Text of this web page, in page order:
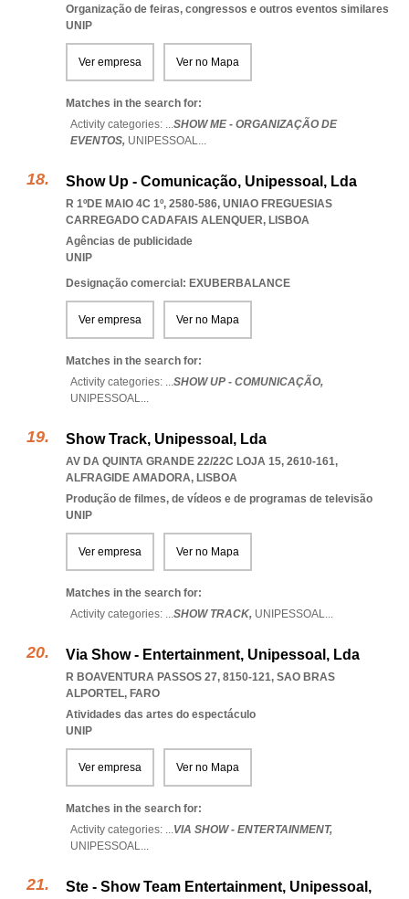
Organização de feiras, congressos e outros eventos similares
UNIP
Ver empresa Ver no Mapa
Matches in the search for:
Activity categories: ...SHOW ME - ORGANIZAÇÃO DE
EVENTOS, UNIPESSOAL...
Show Up - Comunicação, Unipessoal, Lda
R 1ºDE MAIO 4C 1º, 2580-586, UNIAO FREGUESIAS
CARREGADO CADAFAIS ALENQUER, LISBOA
Agências de publicidade
UNIP
Designação comercial: EXUBERBALANCE
Ver empresa Ver no Mapa
Matches in the search for:
Activity categories: ...SHOW UP - COMUNICAÇÃO,
UNIPESSOAL...
Show Track, Unipessoal, Lda
AV DA QUINTA GRANDE 22/22C LOJA 15, 2610-161,
ALFRAGIDE AMADORA, LISBOA
Produção de filmes, de vídeos e de programas de televisão
UNIP
Ver empresa Ver no Mapa
Matches in the search for:
Activity categories: ...SHOW TRACK, UNIPESSOAL...
Via Show - Entertainment, Unipessoal, Lda
R BOAVENTURA PASSOS 27, 8150-121, SAO BRAS
ALPORTEL, FARO
Atividades das artes do espectáculo
UNIP
Ver empresa Ver no Mapa
Matches in the search for:
Activity categories: ...VIA SHOW - ENTERTAINMENT,
UNIPESSOAL...
Ste - Show Team Entertainment, Unipessoal,